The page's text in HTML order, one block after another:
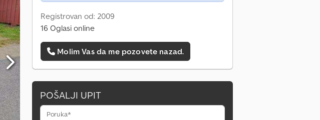
Registrovan od: 2009
16 Oglasi online
Molim Vas da me pozovete nazad.
POŠALJI UPIT
Poruka*